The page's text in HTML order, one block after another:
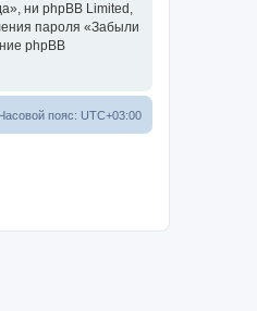
ни phpBB Limited,
пароля «Забыли
phpBB
Часовой пояс: UTC+03:00